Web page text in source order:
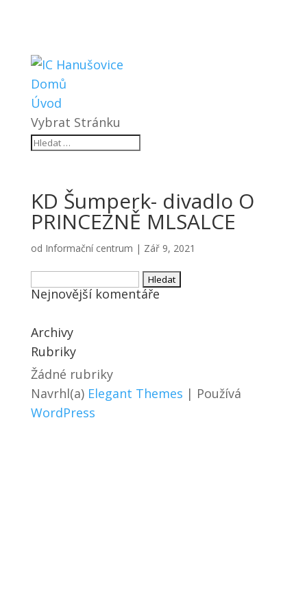
Domů
Úvod
Vybrat Stránku
KD Šumperk- divadlo O
PRINCEZNĚ MLSALCE
od Informační centrum | Zář 9, 2021
Vyhledávání
Nejnovější komentáře
Archivy
Rubriky
Žádné rubriky
Navrhl(a) Elegant Themes | Používá
WordPress